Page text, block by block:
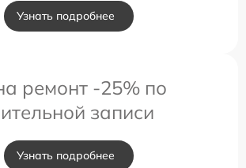
Узнать подробнее
ремонт -25% по
записи
Узнать подробнее